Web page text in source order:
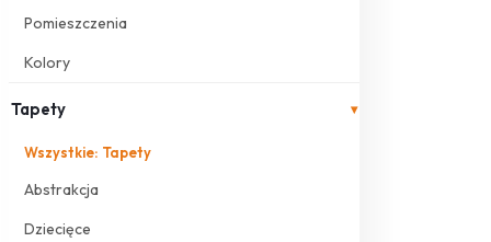
Pomieszczenia
Kolory
Tapety ▾
Wszystkie: Tapety
Abstrakcja
Dziecięce